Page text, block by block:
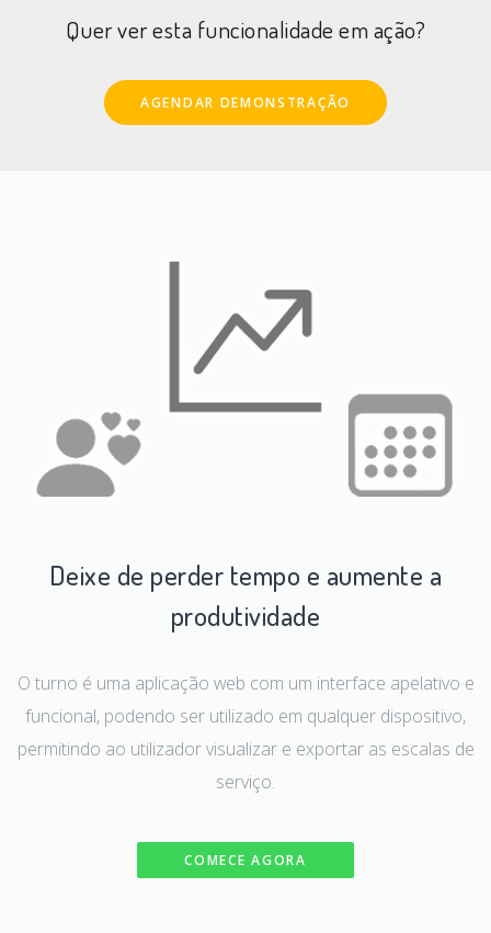
Quer ver esta funcionalidade em ação?
AGENDAR DEMONSTRAÇÃO
Deixe de perder tempo e aumente a
produtividade
O turno é uma aplicação web com um interface apelativo e
funcional, podendo ser utilizado em qualquer dispositivo,
permitindo ao utilizador visualizar e exportar as escalas de
serviço.
COMECE AGORA